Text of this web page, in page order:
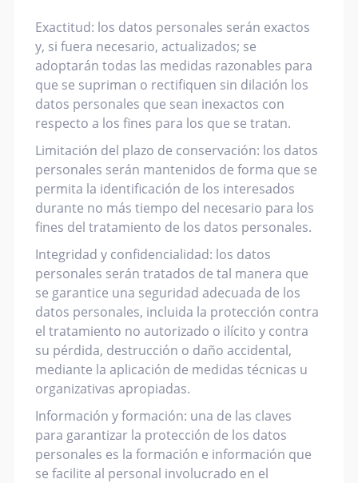
Exactitud: los datos personales serán exactos
y, si fuera necesario, actualizados; se
adoptarán todas las medidas razonables para
que se supriman o rectifiquen sin dilación los
datos personales que sean inexactos con
respecto a los fines para los que se tratan.
Limitación del plazo de conservación: los datos
personales serán mantenidos de forma que se
permita la identificación de los interesados
durante no más tiempo del necesario para los
fines del tratamiento de los datos personales.
Integridad y confidencialidad: los datos
personales serán tratados de tal manera que
se garantice una seguridad adecuada de los
datos personales, incluida la protección contra
el tratamiento no autorizado o ilícito y contra
su pérdida, destrucción o daño accidental,
mediante la aplicación de medidas técnicas u
organizativas apropiadas.
Información y formación: una de las claves
para garantizar la protección de los datos
personales es la formación e información que
se facilite al personal involucrado en el